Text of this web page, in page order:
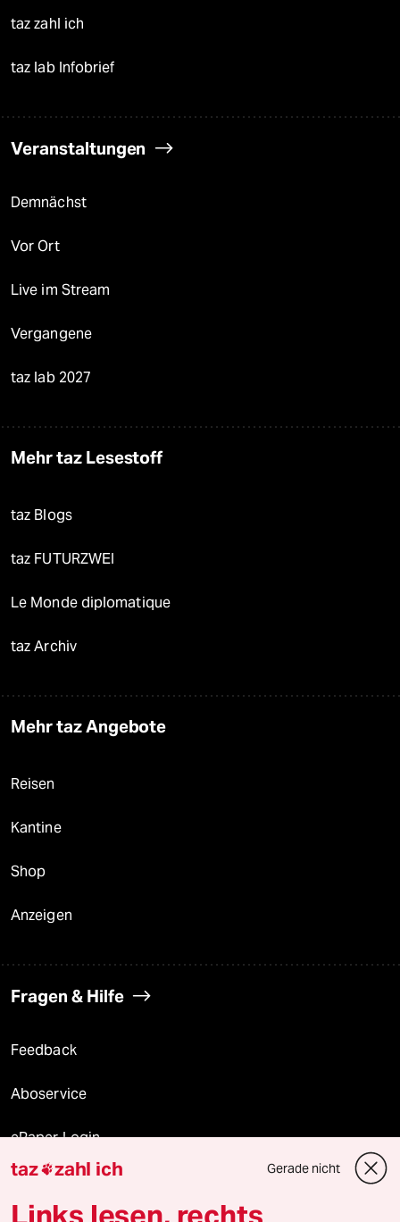
taz zahl ich
taz lab Infobrief
Veranstaltungen
Demnächst
Vor Ort
Live im Stream
Vergangene
taz lab 2027
Mehr taz Lesestoff
taz Blogs
taz FUTURZWEI
Le Monde diplomatique
taz Archiv
Mehr taz Angebote
Reisen
Kantine
Shop
Anzeigen
Fragen & Hilfe
Feedback
Aboservice
ePaper Login
Downloads für Abonnierende
taz zahl ich Gerade nicht